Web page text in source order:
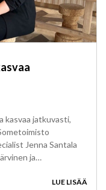
kasvaa jatkuvasti,
Jenna Santala
ja…
LUE LISÄÄ